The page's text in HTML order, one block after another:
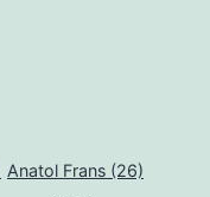
Anatol Frans (26)